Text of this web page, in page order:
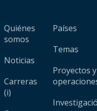
Quiénes
somos
Noticias
Carreras
(i)
Países
Temas
Proyectos y